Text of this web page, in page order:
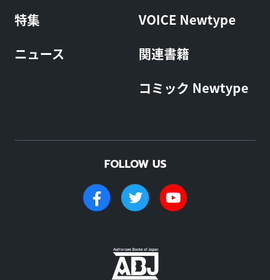
特集
ニュース
VOICE Newtype
関連書籍
コミック Newtype
FOLLOW US